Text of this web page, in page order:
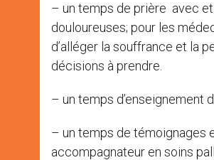
– un temps de prière avec
douloureuses; pour les
d’alléger la souffrance et la
décisions à prendre.
– un temps d’enseignement
– un temps de témoignages
accompagnateur en soins